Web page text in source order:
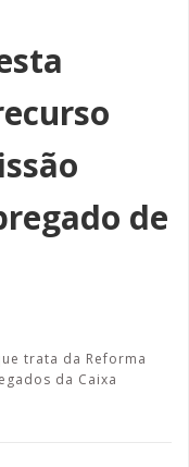
de
trata da Reforma
da Caixa